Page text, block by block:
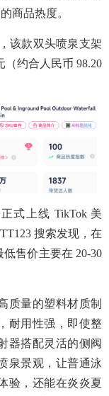
商品热度。
该款双头喷泉支架
（约合人民币 98.20
式上线 TikTok 美
搜索发现，在
售价主要在 20-30
质量的塑料材质制
耐用性强，即使整
器搭配灵活的侧阀
泉景观，让普通泳
验，还能在炎炎夏